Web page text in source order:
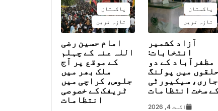
پاکستان
تازہ ترین
آزاد کشمیر
انتخابات:
مظفرآباد کے دو
میں پولنگ
جاری، سیکیورٹی
سخت انتظامات
اگست 4, 2026
پاکستان
تازہ ترین
امام حسین رضی
اللہ عنہ کے چہلم
کے موقع پر آج
ملک بھر میں
جلوس، کراچی میں
ٹریفک کے خصوصی
انتظامات